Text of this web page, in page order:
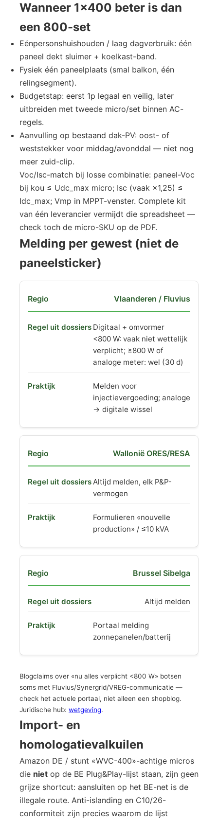
Wanneer 1×400 beter is dan
een 800-set
Eénpersonshuishouden / laag dagverbruik: één
paneel dekt sluimer + koelkast-band.
Fysiek één paneelplaats (smal balkon, één
relingsegment).
Budgetstap: eerst 1p legaal en veilig, later
uitbreiden met tweede micro/set binnen AC-
regels.
Aanvulling op bestaand dak-PV: oost- of
weststekker voor middag/avonddal — niet nog
meer zuid-clip.
Voc/Isc-match bij losse combinatie: paneel-Voc
bij kou ≤ Udc_max micro; Isc (vaak ×1,25) ≤
Idc_max; Vmp in MPPT-venster. Complete kit
van één leverancier vermijdt die spreadsheet —
check toch de micro-SKU op de PDF.
Melding per gewest (niet de
paneelsticker)
Vlaanderen / Fluvius
Digitaal + omvormer
<800 W: vaak niet wettelijk
verplicht; ≥800 W of
analoge meter: wel (30 d)
Melden voor
injectievergoeding; analoge
→ digitale wissel
Wallonië ORES/RESA
Altijd melden, elk P&P-
vermogen
Formulieren «nouvelle
production» / ≤10 kVA
Brussel Sibelga
Altijd melden
Portaal melding
zonnepanelen/batterij
Blogclaims over «nu alles verplicht <800 W» botsen
soms met Fluvius/Synergrid/VREG-communicatie —
check het actuele portaal, niet alleen een shopblog.
Juridische hub: wetgeving.
Import- en
homologatievalkuilen
Amazon DE / stunt «WVC-400»-achtige micros
die niet op de BE Plug&Play-lijst staan, zijn geen
grijze shortcut: aansluiten op het BE-net is de
illegale route. Anti-islanding en C10/26-
conformiteit zijn precies waarom de lijst